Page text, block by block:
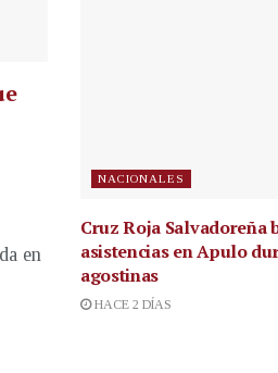
en
NACIONALES
Cruz Roja Salvadoreña
asistencias en Apulo
agostinas
HACE 2 DÍAS